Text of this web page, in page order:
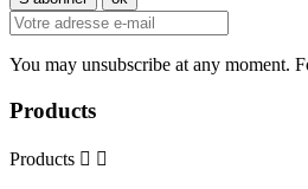
You may unsubscribe at any moment.
Products
Products  